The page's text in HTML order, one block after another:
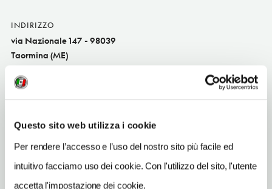
Questo sito web utilizza i cookie
Per rendere l’accesso e l’uso del nostro sito più facile ed
intuitivo facciamo uso dei cookie. Con l'utilizzo del sito, l'utente
accetta l'impostazione dei cookie.
INDIRIZZO
via Nazionale 147 - 98039
Taormina (ME)
INDIRIZZO EMAIL
mazzaro@voihotels.com